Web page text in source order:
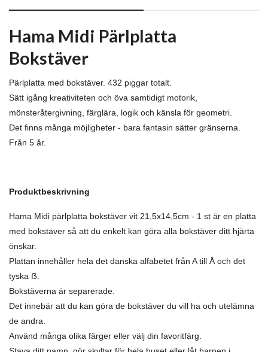
Hama Midi Pärlplatta
Bokstäver
Pärlplatta med bokstäver. 432 piggar totalt.
Sätt igång kreativiteten och öva samtidigt motorik,
mönsteråtergivning, färglära, logik och känsla för geometri.
Det finns många möjligheter - bara fantasin sätter gränserna.
Från 5 år.
Produktbeskrivning
Hama Midi pärlplatta bokstäver vit 21,5x14,5cm - 1 st är en platta
med bokstäver så att du enkelt kan göra alla bokstäver ditt hjärta
önskar.
Plattan innehåller hela det danska alfabetet från A till Å och det
tyska ẞ.
Bokstäverna är separerade.
Det innebär att du kan göra de bokstäver du vill ha och utelämna
de andra.
Använd många olika färger eller välj din favoritfärg.